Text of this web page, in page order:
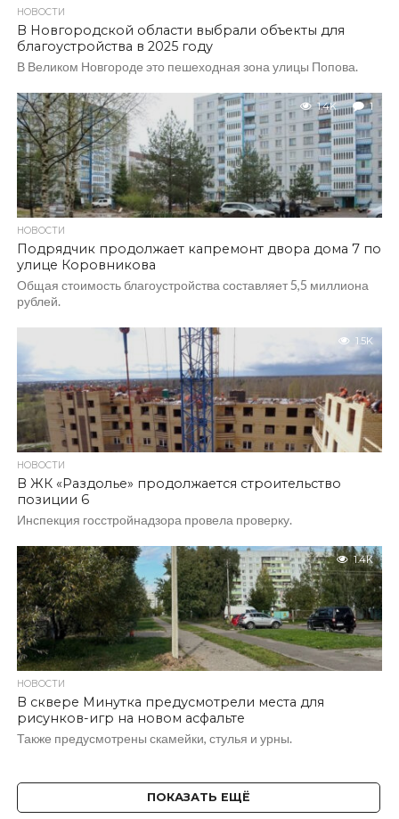
НОВОСТИ
В Новгородской области выбрали объекты для
благоустройства в 2025 году
В Великом Новгороде это пешеходная зона улицы Попова.
1.4K 1
НОВОСТИ
Подрядчик продолжает капремонт двора дома 7 по
улице Коровникова
Общая стоимость благоустройства составляет 5,5 миллиона
рублей.
1.5K
НОВОСТИ
В ЖК «Раздолье» продолжается строительство
позиции 6
Инспекция госстройнадзора провела проверку.
1.4K
НОВОСТИ
В сквере Минутка предусмотрели места для
рисунков-игр на новом асфальте
Также предусмотрены скамейки, стулья и урны.
ПОКАЗАТЬ ЕЩЁ